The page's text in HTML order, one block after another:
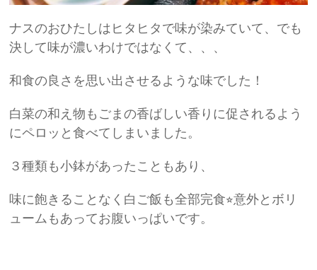
ナスのおひたしはヒタヒタで味が染みていて、でも
決して味が濃いわけではなくて、、、
和食の良さを思い出させるような味でした！
白菜の和え物もごまの香ばしい香りに促されるよう
にペロッと食べてしまいました。
３種類も小鉢があったこともあり、
味に飽きることなく白ご飯も全部完食⭐︎意外とボリ
ュームもあってお腹いっぱいです。